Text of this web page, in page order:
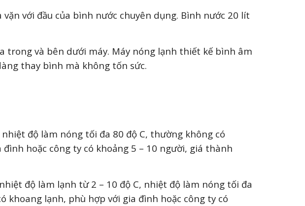
với đầu của bình nước chuyên dụng. Bình nước 20 lít
trong và bên dưới máy. Máy nóng lạnh thiết kế bình âm
thay bình mà không tốn sức.
độ làm nóng tối đa 80 độ C, thường không có
hoặc công ty có khoảng 5 – 10 người, giá thành
độ làm lạnh từ 2 – 10 độ C, nhiệt độ làm nóng tối đa
khoang lạnh, phù hợp với gia đình hoặc công ty có